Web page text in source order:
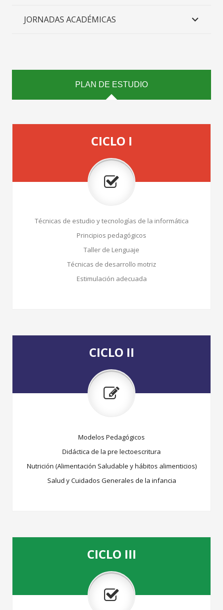
JORNADAS ACADÉMICAS
PLAN DE ESTUDIO
CICLO I
Técnicas de estudio y tecnologías de la informática
Principios pedagógicos
Taller de Lenguaje
Técnicas de desarrollo motriz
Estimulación adecuada
CICLO II
Modelos Pedagógicos
Didáctica de la pre lectoescritura
Nutrición (Alimentación Saludable y hábitos alimenticios)
Salud y Cuidados Generales de la infancia
CICLO III